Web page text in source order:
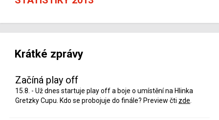
Krátké zprávy
Začíná play off
15.8. - Už dnes startuje play off a boje o umístění na Hlinka
Gretzky Cupu. Kdo se probojuje do finále? Preview čti zde